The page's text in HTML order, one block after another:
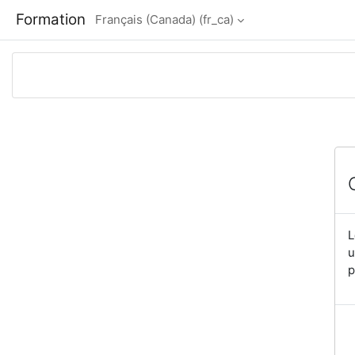
Formation Français (Canada) ‎(fr_ca)‎